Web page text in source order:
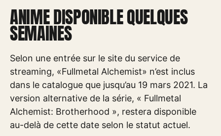
ANIME DISPONIBLE QUELQUES
SEMAINES
Selon une entrée sur le site du service de
streaming, «Fullmetal Alchemist» n’est inclus
dans le catalogue que jusqu’au 19 mars 2021. La
version alternative de la série, « Fullmetal
Alchemist: Brotherhood », restera disponible
au-delà de cette date selon le statut actuel.